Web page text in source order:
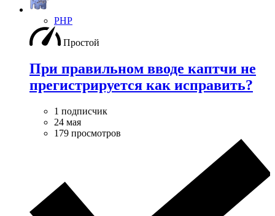
PHP
Простой
При правильном вводе каптчи не
прегистрируется как исправить?
1 подписчик
24 мая
179 просмотров